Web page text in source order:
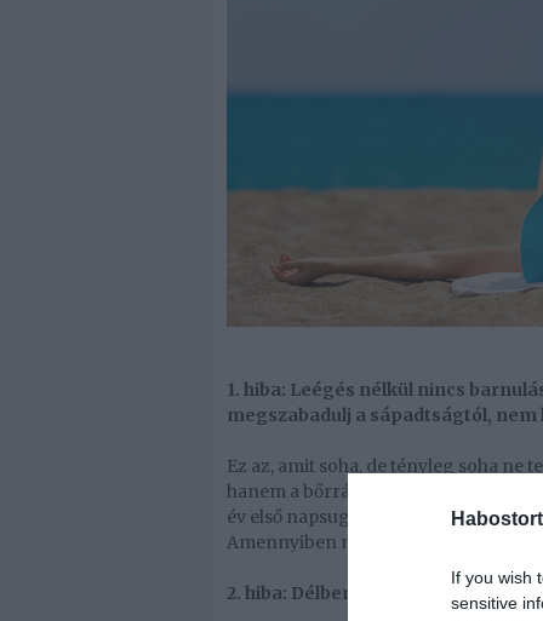
If you wish
sensitive
1. hiba: Leégés nélkül nincs
megszabadulj a sápadtságtól, nem
Ez az, amit soha, de tényleg soha ne
hanem a bőrráké. Bőrünk nem
év első napsugarai is károsíthatják a
Amennyiben mégis leégnénk, akkor
2. hiba: Délben a leghatásosabb a